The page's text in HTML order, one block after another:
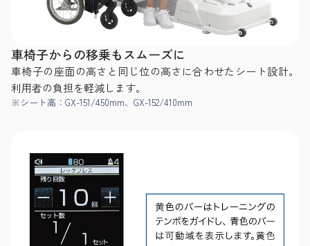
車椅子からの移乗もスムーズに
車椅子の座面の高さと同じ位の高さに合わせたシート設計。
利用者の負担を軽減します。
※シート高：GX-151/450mm、GX-152/410mm